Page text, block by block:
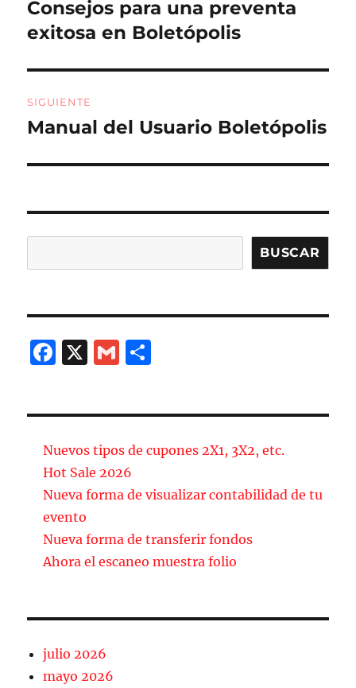
k
entradas
Entrada
anterior:
Consejos para una preventa
exitosa en Boletópolis
SIGUIENTE
Entrada
Manual del Usuario Boletópolis
BUSCAR
F
b
o
o
k
X
G
a
ir
Nuevos tipos de cupones 2X1, 3X2, etc.
Hot Sale 2026
Nueva forma de visualizar contabilidad de tu
evento
Nueva forma de transferir fondos
Ahora el escaneo muestra folio
julio 2026
mayo 2026